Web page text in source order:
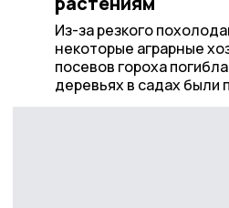
Из-за резкого
некоторые аграрные
посевов гороха
деревьях в садах были